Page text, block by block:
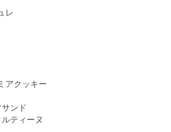
レ
アクッキー
ンド
ティーヌ